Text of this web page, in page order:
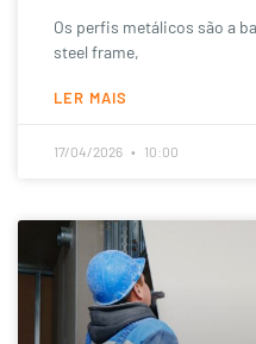
Os perfis metálicos são a
steel frame,
LER MAIS
17/04/2026 10:00